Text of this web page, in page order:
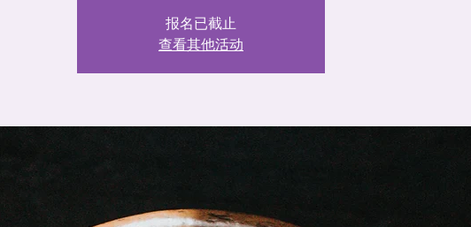
报名已截止
查看其他活动